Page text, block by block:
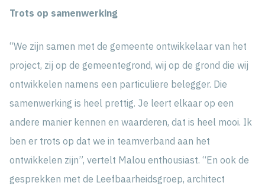
Trots op samenwerking
“We zijn samen met de gemeente ontwikkelaar van het
project, zij op de gemeentegrond, wij op de grond die wij
ontwikkelen namens een particuliere belegger. Die
samenwerking is heel prettig. Je leert elkaar op een
andere manier kennen en waarderen, dat is heel mooi. Ik
ben er trots op dat we in teamverband aan het
ontwikkelen zijn”, vertelt Malou enthousiast. “En ook de
gesprekken met de Leefbaarheidsgroep, architect